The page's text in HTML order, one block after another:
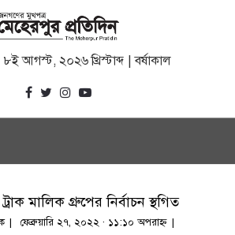
৮ই আগস্ট, ২০২৬ খ্রিস্টাব্দ | বর্ষাকাল
মালিক গ্রুপের নির্বাচন স্থগিত
ফেব্রুয়ারি ২৭, ২০২২ · ১১:১০ অপরাহ্ণ